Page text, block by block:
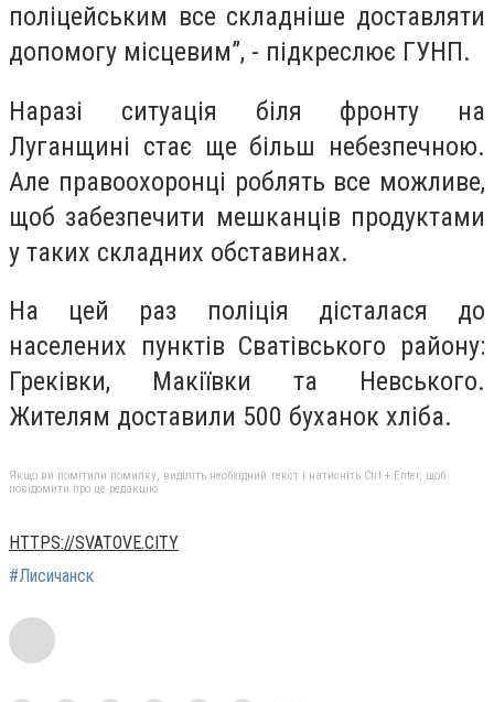
поліцейським все складніше доставляти
допомогу місцевим”, - підкреслює ГУНП.
Наразі ситуація біля фронту на
Луганщині стає ще більш небезпечною.
Але правоохоронці роблять все можливе,
щоб забезпечити мешканців продуктами
у таких складних обставинах.
На цей раз поліція дісталася до
населених пунктів Сватівського району:
Греківки, Макіївки та Невського.
Жителям доставили 500 буханок хліба.
Якщо ви помітили помилку, виділіть необхідний текст і натисніть Ctrl + Enter, щоб
повідомити про це редакцію
HTTPS://SVATOVE.CITY
#Лисичанск